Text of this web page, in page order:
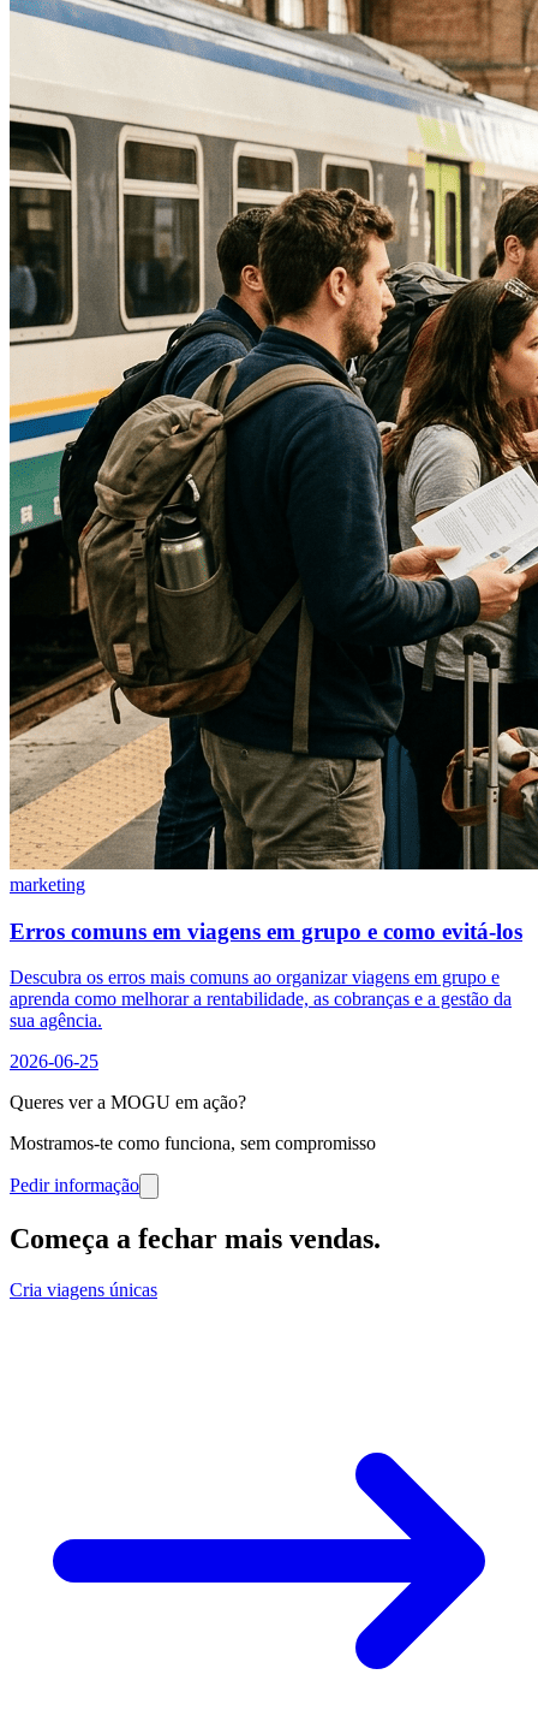
marketing
Erros comuns em viagens em grupo e como evitá-los
Descubra os erros mais comuns ao organizar viagens em grupo e
aprenda como melhorar a rentabilidade, as cobranças e a gestão da
sua agência.
2026-06-25
Queres ver a MOGU em ação?
Mostramos-te como funciona, sem compromisso
Pedir informação
Começa a fechar mais vendas.
Cria viagens únicas